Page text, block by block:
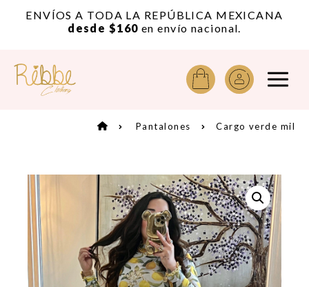
ENVÍOS A TODA LA REPÚBLICA MEXICANA
desde $160 en envío nacional.
Pantalones Cargo verde mil